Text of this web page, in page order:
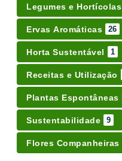
Legumes e Hortícolas
Ervas Aromáticas 26
Horta Sustentável 1
Receitas e Utilização
Plantas Espontâneas
Sustentabilidade 9
Flores Companheiras